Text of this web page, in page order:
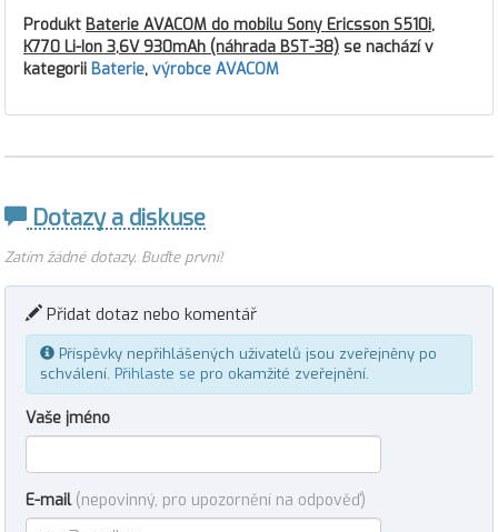
Produkt Baterie AVACOM do mobilu Sony Ericsson S510i,
K770 Li-Ion 3,6V 930mAh (náhrada BST-38) se nachází v
kategorii Baterie, výrobce AVACOM
Dotazy a diskuse
Zatím žádné dotazy. Buďte první!
Přidat dotaz nebo komentář
Příspěvky nepřihlášených uživatelů jsou zveřejněny po
schválení. Přihlaste se pro okamžité zveřejnění.
Vaše jméno
E-mail (nepovinný, pro upozornění na odpověď)